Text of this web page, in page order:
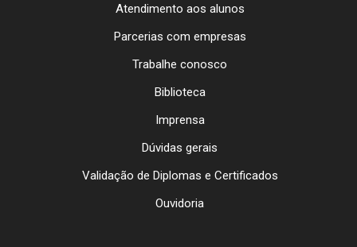
Atendimento aos alunos
Parcerias com empresas
Trabalhe conosco
Biblioteca
Imprensa
Dúvidas gerais
Validação de Diplomas e Certificados
Ouvidoria